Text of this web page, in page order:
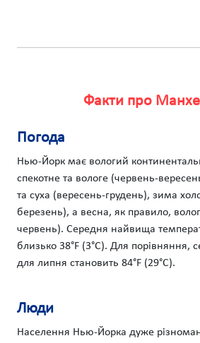
Факти про
Погода
Нью-Йорк має вологий
спекотне та вологе (червень-
та суха (вересень-грудень), зима
березень), а весна, як правило,
червень). Середня найвища
близько 38°F (3°C). Для порівняння,
для липня становить 84°F (29°C).
Люди
Населення Нью-Йорка дуже